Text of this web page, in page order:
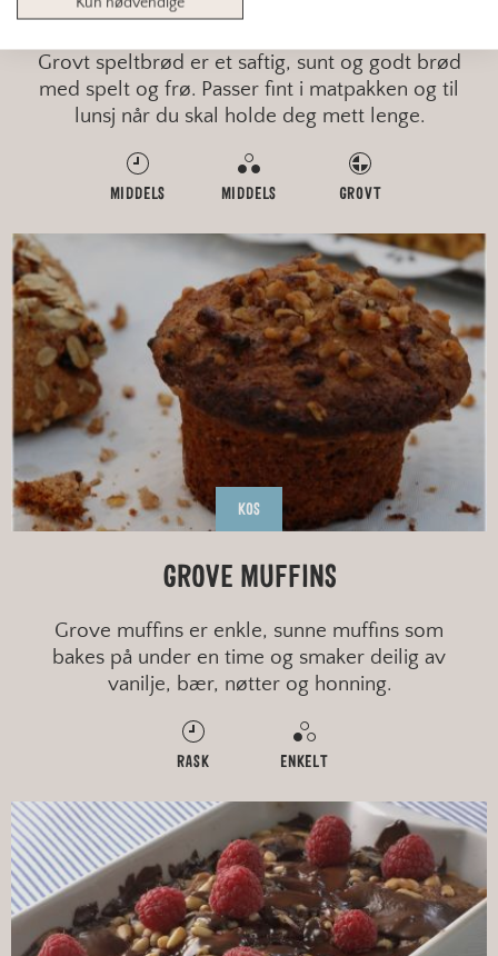
GROVT SPELTBRØD
Grovt speltbrød er et saftig, sunt og godt brød
med spelt og frø. Passer fint i matpakken og til
lunsj når du skal holde deg mett lenge.
MIDDELS MIDDELS GROVT
KOS
GROVE MUFFINS
Grove muffins er enkle, sunne muffins som
bakes på under en time og smaker deilig av
vanilje, bær, nøtter og honning.
RASK ENKELT